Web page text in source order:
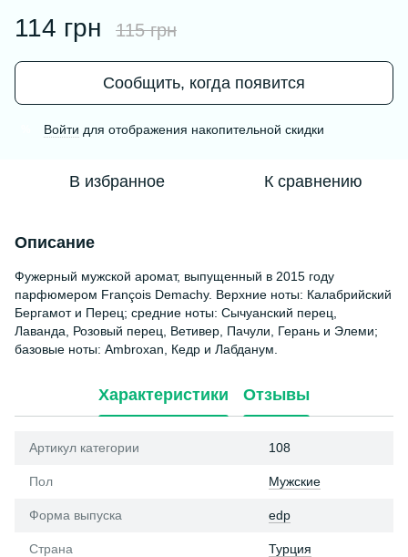
114 грн 115 грн
Сообщить, когда появится
Войти для отображения накопительной скидки
В избранное К сравнению
Описание
Фужерный мужской аромат, выпущенный в 2015 году
парфюмером François Demachy. Верхние ноты: Калабрийский
Бергамот и Перец; средние ноты: Сычуанский перец,
Лаванда, Розовый перец, Ветивер, Пачули, Герань и Элеми;
базовые ноты: Ambroxan, Кедр и Лабданум.
Характеристики Отзывы
Артикул категории 108
Пол Мужские
Форма выпуска edp
Страна Турция